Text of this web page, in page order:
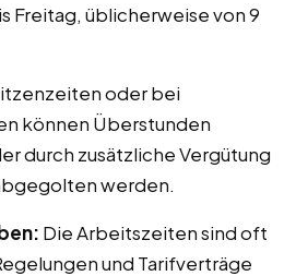
Freitag, üblicherweise von 9
oder bei
können Überstunden
durch zusätzliche Vergütung
werden.
Die Arbeitszeiten sind oft
und Tarifverträge